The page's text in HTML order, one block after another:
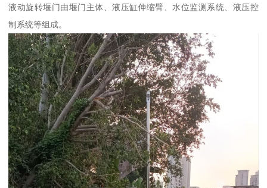
液动旋转堰门由堰门主体、液压缸伸缩臂、水位监测系统、液压控
制系统等组成。